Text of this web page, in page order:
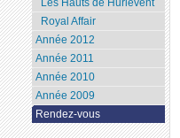
Les Hauts de Hurlevent
Royal Affair
Année 2012
Année 2011
Année 2010
Année 2009
Rendez-vous